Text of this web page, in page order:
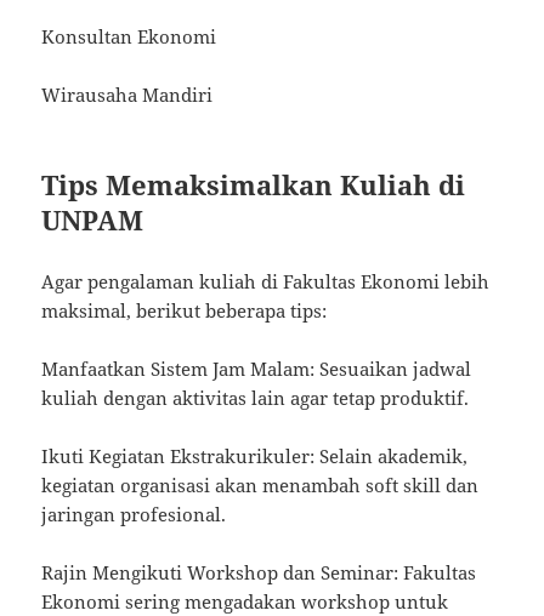
Konsultan Ekonomi
Wirausaha Mandiri
Tips Memaksimalkan Kuliah di
UNPAM
Agar pengalaman kuliah di Fakultas Ekonomi lebih
maksimal, berikut beberapa tips:
Manfaatkan Sistem Jam Malam: Sesuaikan jadwal
kuliah dengan aktivitas lain agar tetap produktif.
Ikuti Kegiatan Ekstrakurikuler: Selain akademik,
kegiatan organisasi akan menambah soft skill dan
jaringan profesional.
Rajin Mengikuti Workshop dan Seminar: Fakultas
Ekonomi sering mengadakan workshop untuk